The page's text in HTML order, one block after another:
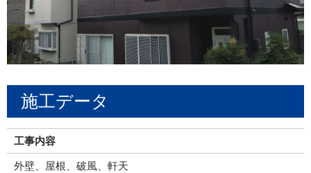
施工データ
工事内容
外壁、屋根、破風、軒天